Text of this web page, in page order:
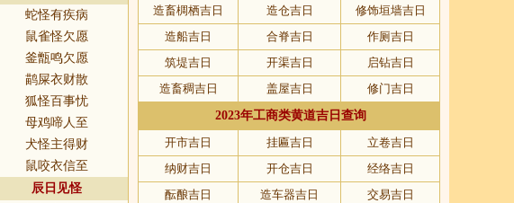
蛇怪有疾病
鼠雀怪欠愿
釜甑鸣欠愿
鹋屎衣财散
狐怪百事忧
母鸡啼人至
犬怪主得财
鼠咬衣信至
辰日见怪
造畜椆栖吉日
造仓吉日
修饰垣墙吉日
造船吉日
合脊吉日
作厕吉日
筑堤吉日
开渠吉日
启钻吉日
造畜稠吉日
盖屋吉日
修门吉日
2023年工商类黄道吉日查询
开市吉日
挂匾吉日
立卷吉日
纳财吉日
开仓吉日
经络吉日
酝酿吉日
造车器吉日
交易吉日